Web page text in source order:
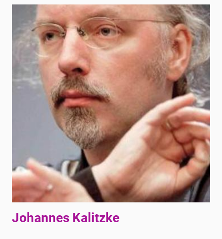
Johannes Kalitzke